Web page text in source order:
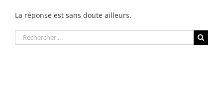
La réponse est sans doute ailleurs.
Rechercher: